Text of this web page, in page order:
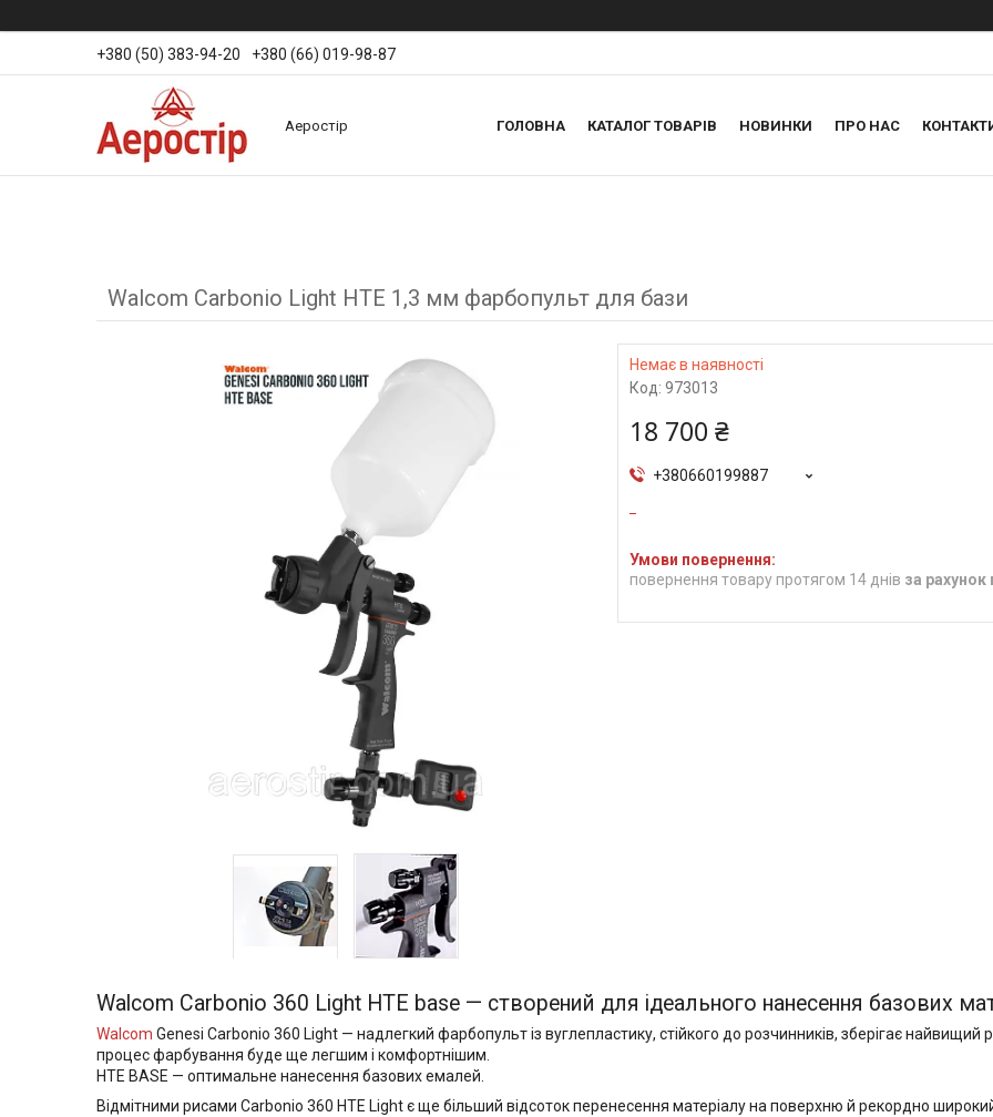
+380 (50) 383-94-20 +380 (66) 019-98-87
Аеростір ГОЛОВНА КАТАЛОГ ТОВАРІВ НОВИНКИ ПРО НАС
Walcom Carbonio Light HTE 1,3 мм фарбопульт для бази
Немає в наявності
Код: 973013
18 700 ₴
+380660199887
повернення товару протягом 14 днів за рахунок
Walcom Carbonio 360 Light HTE base — створений для ідеального нанесення базових
Walcom Genesi Carbonio 360 Light — надлегкий фарбопульт із вуглепластику, стійкого до розчинників, зберігає найвищий
процес фарбування буде ще легшим і комфортнішим.
HTE BASE — оптимальне нанесення базових емалей.
Відмітними рисами Carbonio 360 HTE Light є ще більший відсоток перенесення матеріалу на поверхню й рекордно